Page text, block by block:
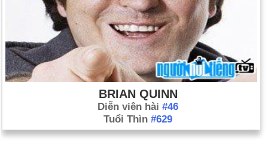
BRIAN QUINN
Diễn viên hài #46
Tuổi Thìn #629